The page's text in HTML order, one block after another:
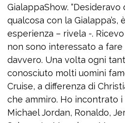
GialappaShow.
qualcosa con la Gialappa’s,
esperienza – rivela -.
non sono interessato a
davvero. Una volta ogni
conosciuto molti uomini
Cruise, a differenza di
che ammiro. Ho incontrato
Michael Jordan, Ronaldo,